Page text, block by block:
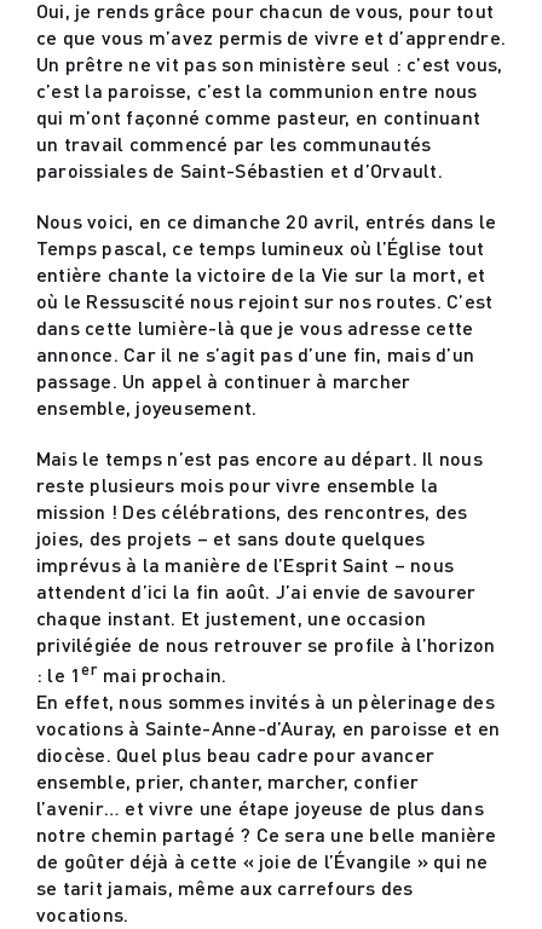
Oui, je rends grâce pour chacun de vous, pour tout
ce que vous m’avez permis de vivre et d’apprendre.
Un prêtre ne vit pas son ministère seul : c’est vous,
c’est la paroisse, c’est la communion entre nous
qui m’ont façonné comme pasteur, en continuant
un travail commencé par les communautés
paroissiales de Saint-Sébastien et d’Orvault.
Nous voici, en ce dimanche 20 avril, entrés dans le
Temps pascal, ce temps lumineux où l’Église tout
entière chante la victoire de la Vie sur la mort, et
où le Ressuscité nous rejoint sur nos routes. C’est
dans cette lumière-là que je vous adresse cette
annonce. Car il ne s’agit pas d’une fin, mais d’un
passage. Un appel à continuer à marcher
ensemble, joyeusement.
Mais le temps n’est pas encore au départ. Il nous
reste plusieurs mois pour vivre ensemble la
mission ! Des célébrations, des rencontres, des
joies, des projets – et sans doute quelques
imprévus à la manière de l’Esprit Saint – nous
attendent d’ici la fin août. J’ai envie de savourer
chaque instant. Et justement, une occasion
privilégiée de nous retrouver se profile à l’horizon
: le 1ermai prochain.
En effet, nous sommes invités à un pèlerinage des
vocations à Sainte-Anne-d’Auray, en paroisse et en
diocèse. Quel plus beau cadre pour avancer
ensemble, prier, chanter, marcher, confier
l’avenir… et vivre une étape joyeuse de plus dans
notre chemin partagé ? Ce sera une belle manière
de goûter déjà à cette « joie de l’Évangile » qui ne
se tarit jamais, même aux carrefours des
vocations.